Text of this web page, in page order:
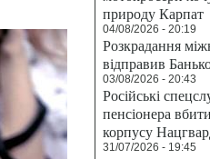
природу Карпат
04/08/2026 - 20:19
Розкрадання
відправив
03/08/2026 - 20:43
Російські
пенсіонера
корпусу
31/07/2026 - 19:45